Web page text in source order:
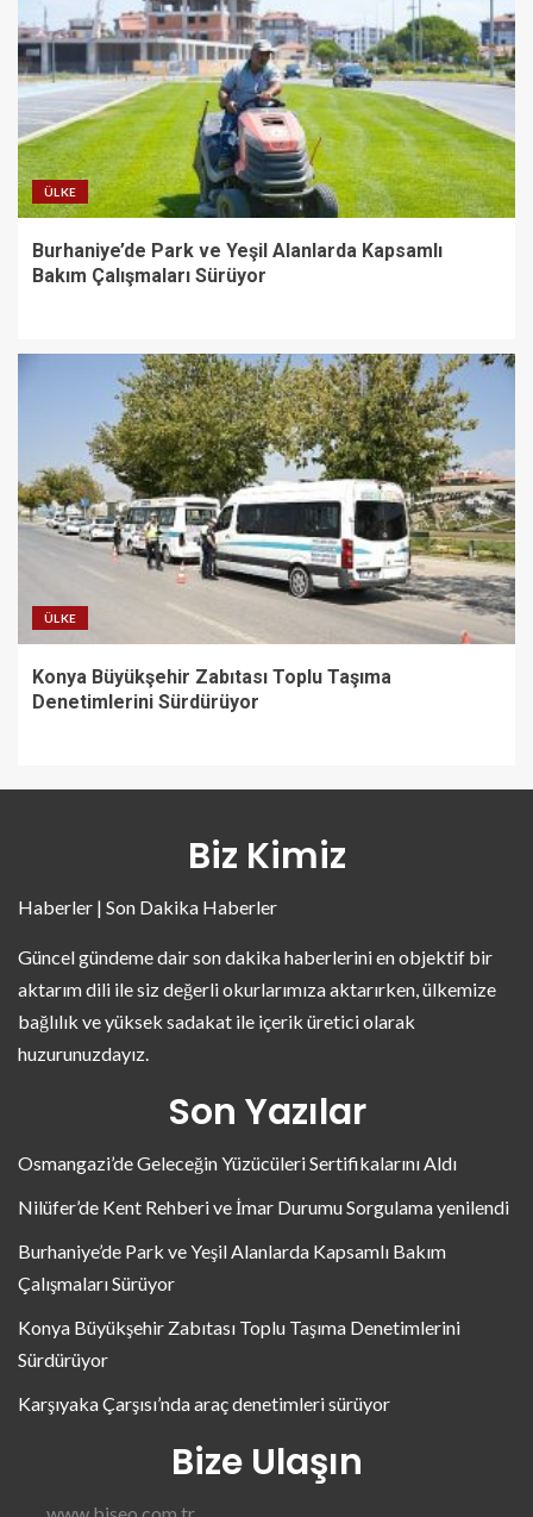
ÜLKE
Burhaniye’de Park ve Yeşil Alanlarda Kapsamlı
Bakım Çalışmaları Sürüyor
ÜLKE
Konya Büyükşehir Zabıtası Toplu Taşıma
Denetimlerini Sürdürüyor
Biz Kimiz
Haberler | Son Dakika Haberler
Güncel gündeme dair son dakika haberlerini en objektif bir
aktarım dili ile siz değerli okurlarımıza aktarırken, ülkemize
bağlılık ve yüksek sadakat ile içerik üretici olarak
huzurunuzdayız.
Son Yazılar
Osmangazi’de Geleceğin Yüzücüleri Sertifikalarını Aldı
Nilüfer’de Kent Rehberi ve İmar Durumu Sorgulama yenilendi
Burhaniye’de Park ve Yeşil Alanlarda Kapsamlı Bakım
Çalışmaları Sürüyor
Konya Büyükşehir Zabıtası Toplu Taşıma Denetimlerini
Sürdürüyor
Karşıyaka Çarşısı’nda araç denetimleri sürüyor
Bize Ulaşın